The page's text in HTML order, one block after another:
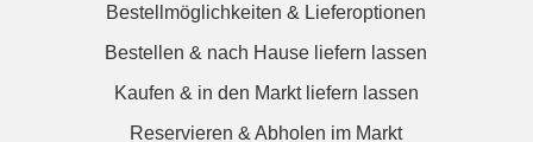
Bestellmöglichkeiten & Lieferoptionen
Bestellen & nach Hause liefern lassen
Kaufen & in den Markt liefern lassen
Reservieren & Abholen im Markt